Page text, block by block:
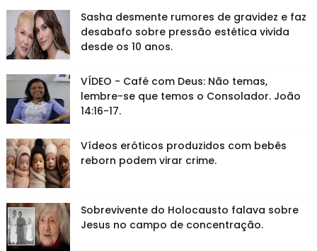
Sasha desmente rumores de gravidez e faz
desabafo sobre pressão estética vivida
desde os 10 anos.
VÍDEO - Café com Deus: Não temas,
lembre-se que temos o Consolador. João
14:16-17.
Vídeos eróticos produzidos com bebês
reborn podem virar crime.
Sobrevivente do Holocausto falava sobre
Jesus no campo de concentração.